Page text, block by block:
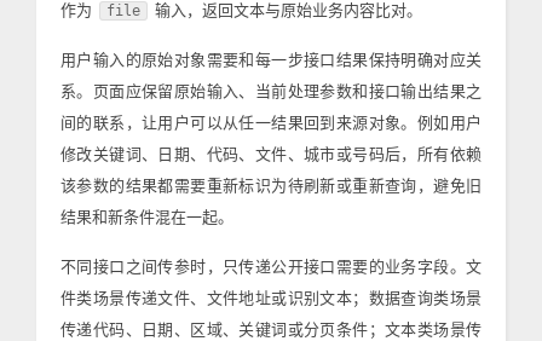
作为
file 输入，返回文本与原始业务内容比对。
用户输入的原始对象需要和每一步接口结果保持明确对应关
系。页面应保留原始输入、当前处理参数和接口输出结果之
间的联系，让用户可以从任一结果回到来源对象。例如用户
修改关键词、日期、代码、文件、城市或号码后，所有依赖
该参数的结果都需要重新标识为待刷新或重新查询，避免旧
结果和新条件混在一起。
不同接口之间传参时，只传递公开接口需要的业务字段。文
件类场景传递文件、文件地址或识别文本；数据查询类场景
传递代码、日期、区域、关键词或分页条件；文本类场景传